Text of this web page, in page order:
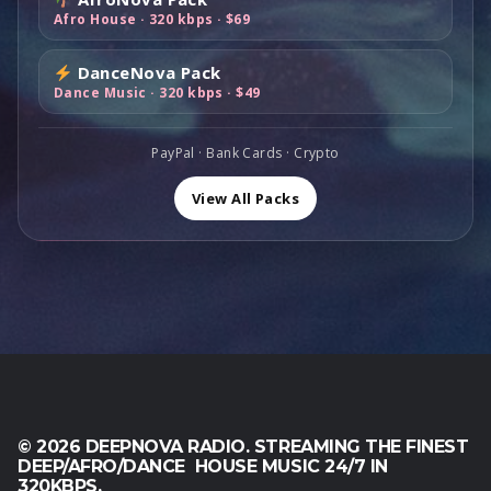
л
я
л
а
$
0
с
т
в
л
я
0
н
а
с
о
с
т
л
0
.
0
0
.
ц
е
н
а
с
в
0
0
.
,
0
0
.
Afro House · 320 kbps · $69
DanceNova Pack
Dance Music · 320 kbps · $49
PayPal · Bank Cards · Crypto
View All Packs
© 2026 DEEPNOVA RADIO. STREAMING THE FINEST
DEEP/AFRO/DANCE HOUSE MUSIC 24/7 IN
320KBPS.